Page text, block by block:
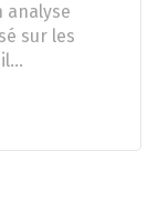
analyse
sur les